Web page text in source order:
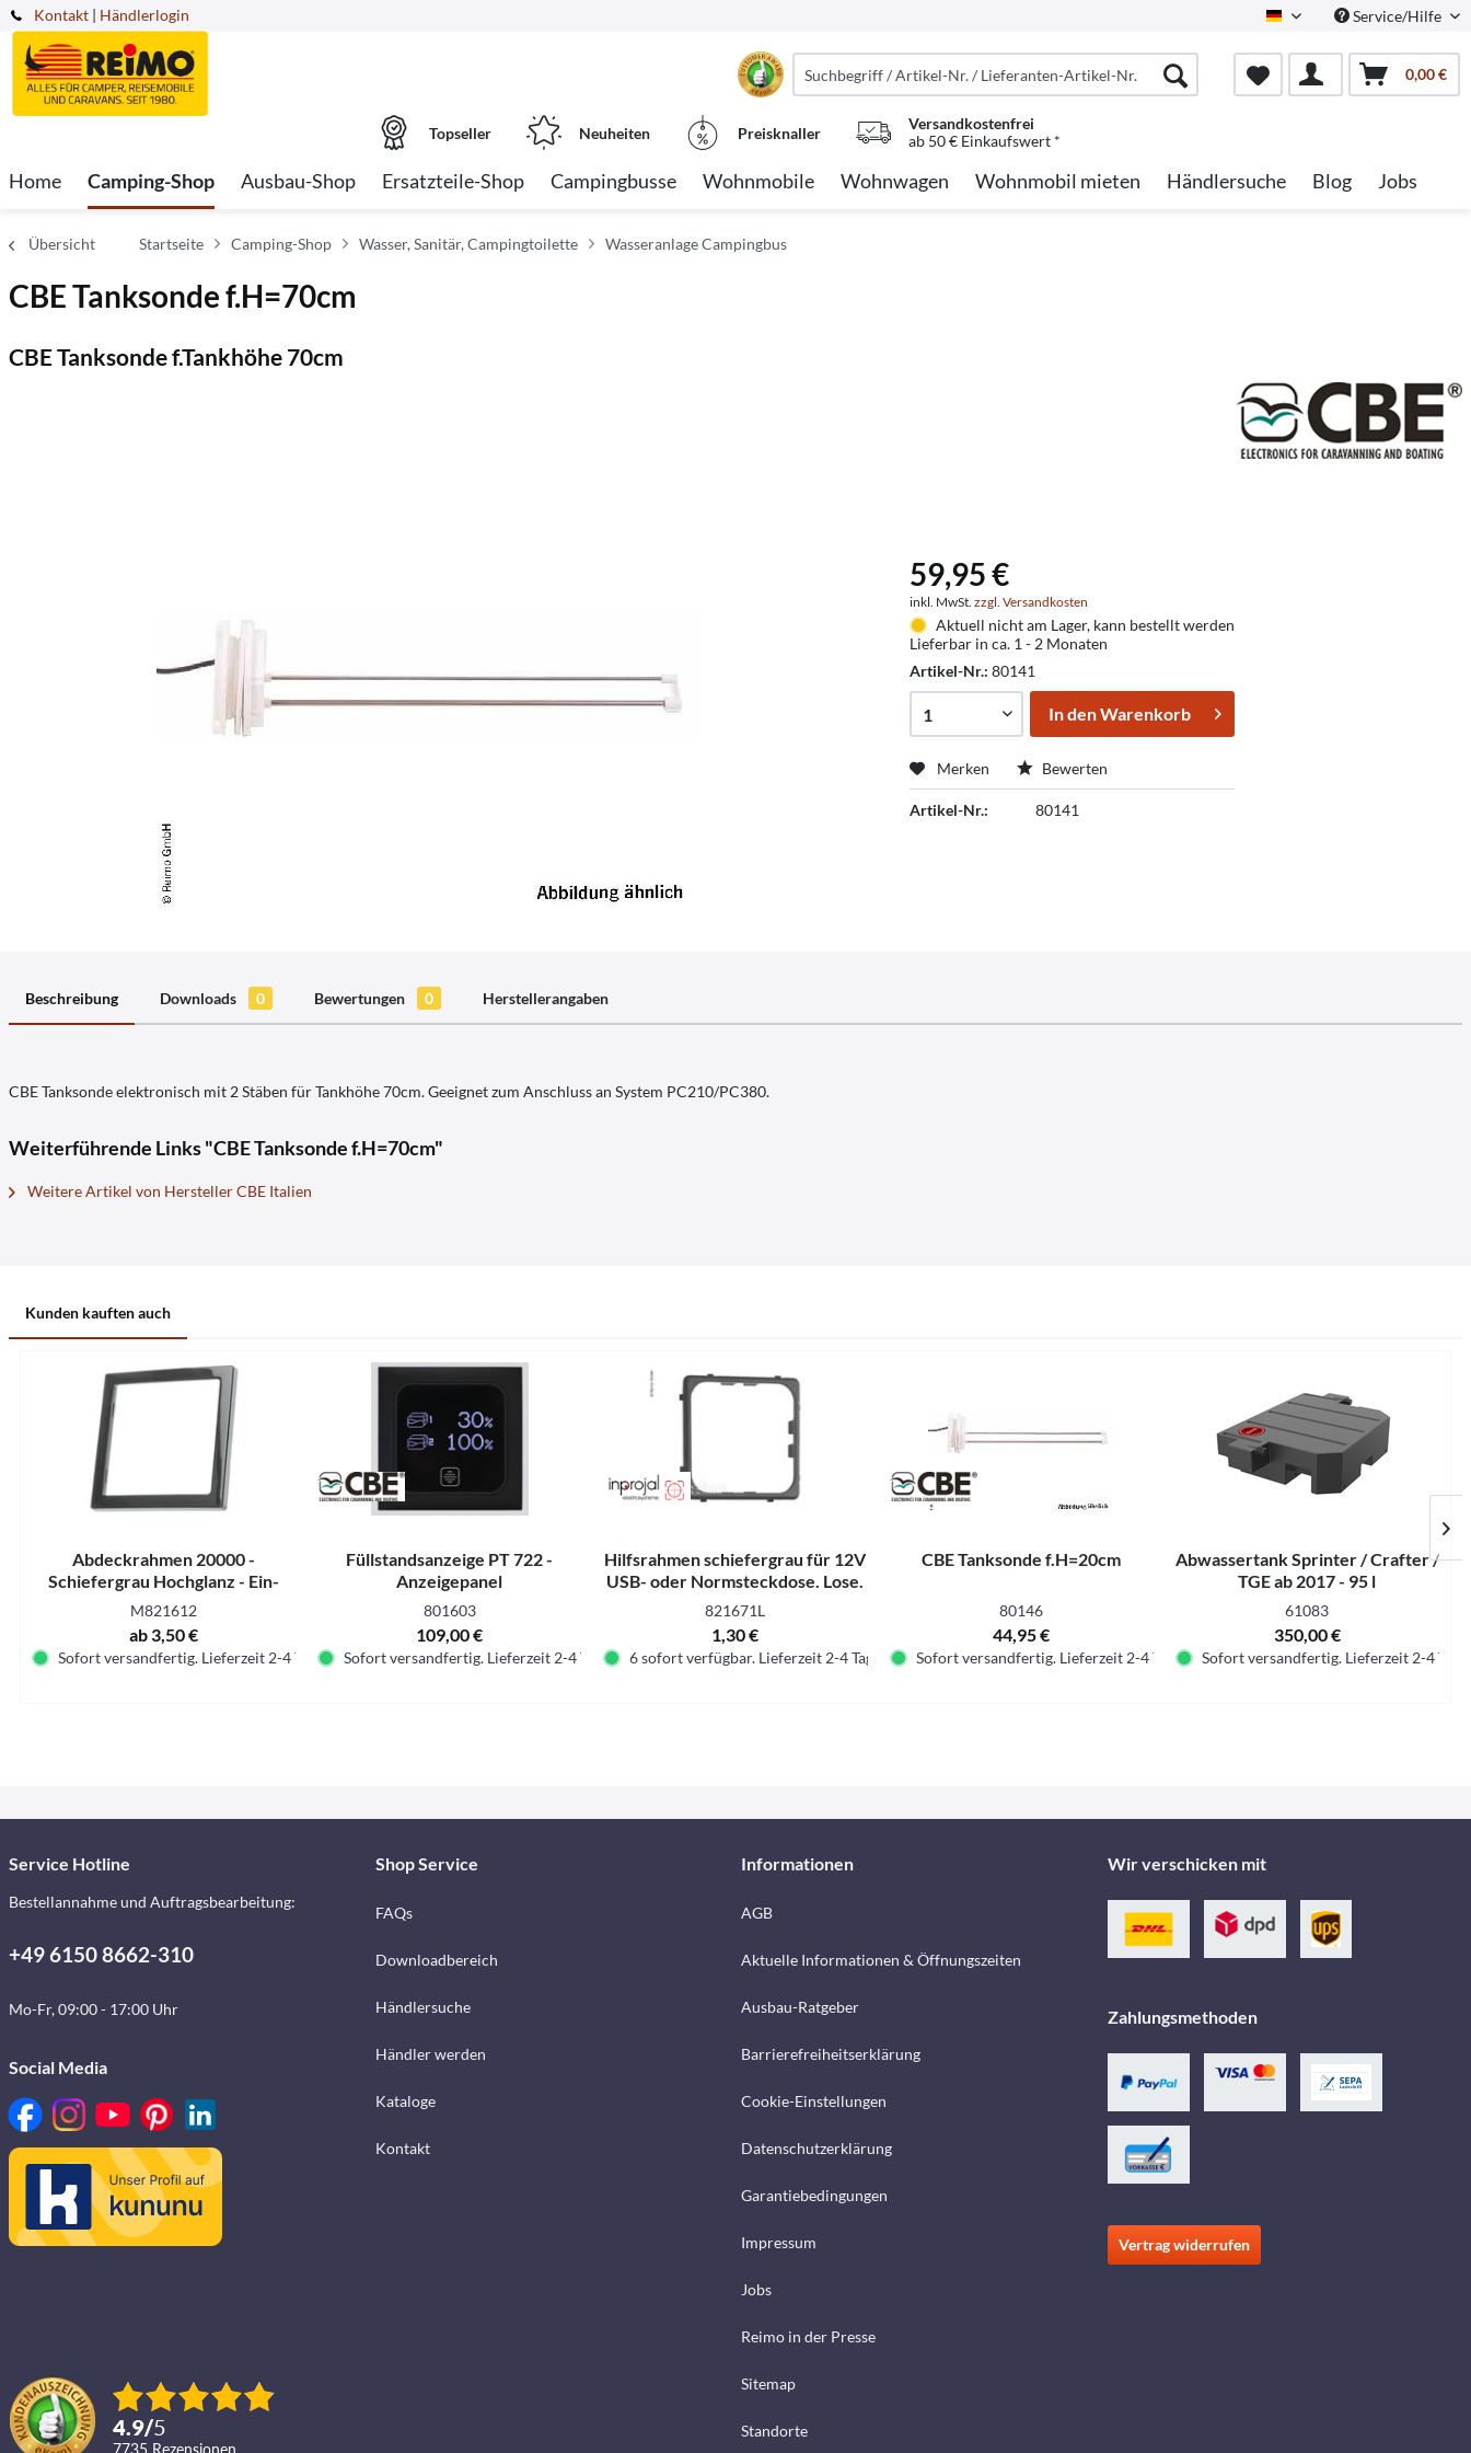
Kontakt German Service/Hilfe
| Händlerlogin
0,00 €
Topseller Neuheiten Preisknaller
Versandkostenfrei
ab 50 € Einkaufswert *
Home Camping-Shop Ausbau-Shop Ersatzteile-Shop Campingbusse Wohnmobile Wohnwagen Wohnmobil mieten Händlersuche Blog Jobs
Übersicht Startseite Camping-Shop Wasser, Sanitär, Campingtoilette Wasseranlage Campingbus
CBE Tanksonde f.H=70cm
CBE Tanksonde f.Tankhöhe 70cm
59,95 €
inkl. MwSt.zzgl. Versandkosten
Aktuell nicht am Lager, kann bestellt werden
Lieferbar in ca. 1 - 2 Monaten
Artikel-Nr.:80141
In denWarenkorb
Merken Bewerten
Artikel-Nr.: 80141
Beschreibung Downloads 0 Bewertungen 0 Herstellerangaben
CBE Tanksonde elektronisch mit 2 Stäben für Tankhöhe 70cm. Geeignet zum Anschluss an System PC210/PC380.
Weiterführende Links "CBE Tanksonde f.H=70cm"
Weitere Artikel von Hersteller CBE Italien
Kunden kauften auch
Abdeckrahmen 20000 -
Schiefergrau Hochglanz - Ein-
oder Mehrfach - SB-verpackt und
Lose
M821612
ab 3,50 €
Sofort versandfertig. Lieferzeit 2-4 Tage.
Füllstandsanzeige PT 722 -
Anzeigepanel
801603
109,00 €
Sofort versandfertig. Lieferzeit 2-4 Tage.
Hilfsrahmen schiefergrau für 12V
USB- oder Normsteckdose. Lose.
821671L
1,30 €
6 sofort verfügbar. Lieferzeit 2-4 Tage.
CBE Tanksonde f.H=20cm
80146
44,95 €
Sofort versandfertig. Lieferzeit 2-4 Tage.
Abwassertank Sprinter / Crafter /
TGE ab 2017 - 95 l
61083
350,00 €
Sofort versandfertig. Lieferzeit 2-4 Tage.
Service Hotline
Bestellannahme und Auftragsbearbeitung:
+49 6150 8662-310
Mo-Fr, 09:00 - 17:00 Uhr
Social Media
4.9/5
7735 Rezensionen
Shop Service
FAQs
Downloadbereich
Händlersuche
Händler werden
Kataloge
Kontakt
Informationen
AGB
Aktuelle Informationen & Öffnungszeiten
Ausbau-Ratgeber
Barrierefreiheitserklärung
Cookie-Einstellungen
Datenschutzerklärung
Garantiebedingungen
Impressum
Jobs
Reimo in der Presse
Sitemap
Standorte
Wir verschicken mit
Zahlungsmethoden
Vertrag widerrufen